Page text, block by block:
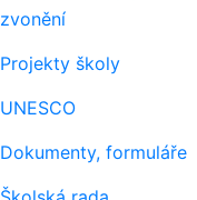
zvonění
Projekty školy
UNESCO
Dokumenty, formuláře